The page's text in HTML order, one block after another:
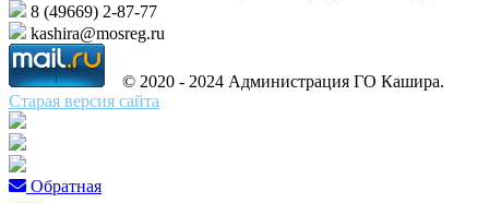
8 (49669) 2-87-77
kashira@mosreg.ru
© 2020 - 2024 Администрация ГО Кашира.
Старая версия сайта
Обратная